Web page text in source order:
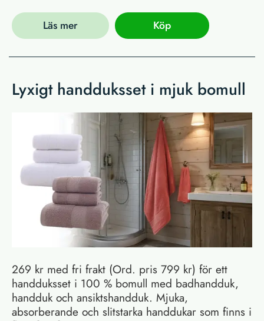
Läs mer Köp
Lyxigt handduksset i mjuk bomull
269 kr med fri frakt (Ord. pris 799 kr) för ett
handduksset i 100 % bomull med badhandduk,
handduk och ansiktshandduk. Mjuka,
absorberande och slitstarka handdukar som finns i